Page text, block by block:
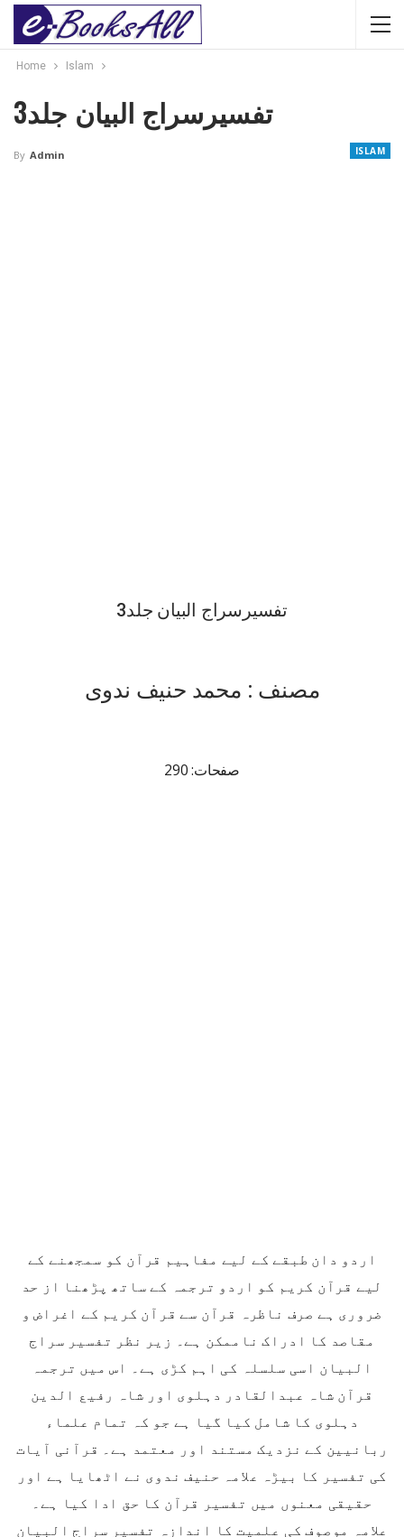
Home Islam
تفسیرسراج البیان جلد3
ISLAM
By Admin
تفسیرسراج البیان جلد3
مصنف : محمد حنیف ندوی
صفحات: 290
اردو دان طبقے کے لیے مفاہیم قرآن کو سمجھنے کے
لیے قرآن کریم کو اردو ترجمہ کے ساتھ پڑھنا از حد
ضروری ہے صرف ناظرہ قرآن سے قرآن کریم کے اغراض و
مقاصد کا ادراک ناممکن ہے۔ زیر نظر تفسیر سراج
البیان اسی سلسلہ کی اہم کڑی ہے۔ اس میں ترجمہ
قرآن شاہ عبدالقادر دہلوی اور شاہ رفیع الدین
دہلوی کا شامل کیا گیا ہے جو کہ تمام علماء
ربانیین کے نزدیک مستند اور معتمد ہے۔ قرآنی آیات
کی تفسیر کا بیڑہ علامہ حنیف ندوی نے اٹھایا ہے اور
حقیقی معنوں میں تفسیر قرآن کا حق ادا کیا ہے۔
علامہ موصوف کی علمیت کا اندازہ تفسیر سراج البیان